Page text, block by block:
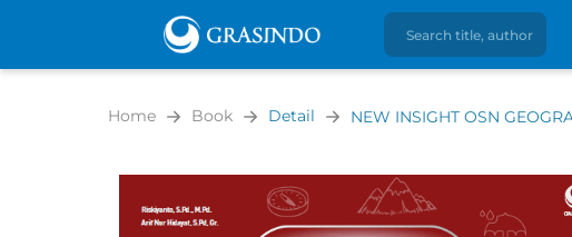
Home Book Detail NEW INSIGHT OSN